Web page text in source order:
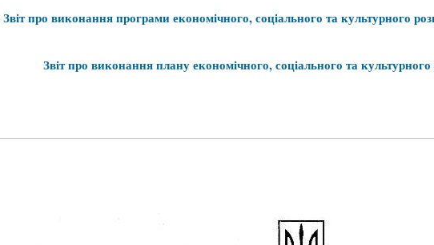
Звітпро виконанняпрограмиекономічного,соціального такультурного
Звітпро виконанняплануекономічного,соціального такультурного